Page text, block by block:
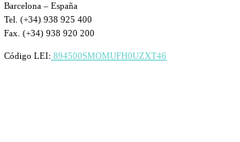
Barcelona – España
Tel. (+34) 938 925 400
Fax. (+34) 938 920 200
Código LEI: 894500SMOMUFH0UZXT46